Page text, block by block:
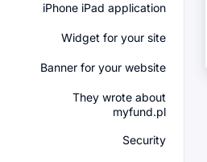
iPhone iPad application
Widget for your site
Banner for your website
They wrote about
myfund.pl
Security